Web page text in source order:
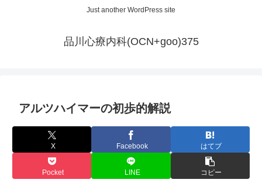
Just another WordPress site
品川心療内科(OCN+goo)375
アルツハイマーの初歩的解説
X Facebook はてブ
Pocket LINE コピー